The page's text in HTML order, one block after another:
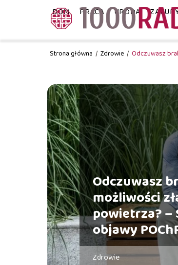
DOM PRACA URODA
Strona główna / Zdrowie / Odczuwasz
Odczuwasz
możliwości
powietrza? –
objawy
Zdrowie